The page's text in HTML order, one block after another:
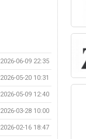
2026-06-09 22:35
2026-05-20 10:31
2026-05-09 12:40
2026-03-28 10:00
2026-02-16 18:47